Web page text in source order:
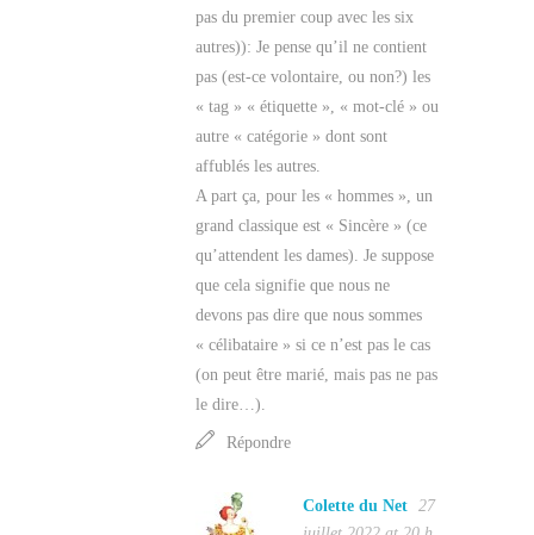
pas du premier coup avec les six
autres)): Je pense qu’il ne contient
pas (est-ce volontaire, ou non?) les
« tag » « étiquette », « mot-clé » ou
autre « catégorie » dont sont
affublés les autres.
A part ça, pour les « hommes », un
grand classique est « Sincère » (ce
qu’attendent les dames). Je suppose
que cela signifie que nous ne
devons pas dire que nous sommes
« célibataire » si ce n’est pas le cas
(on peut être marié, mais pas ne pas
le dire…).
Répondre
Colette du Net
27